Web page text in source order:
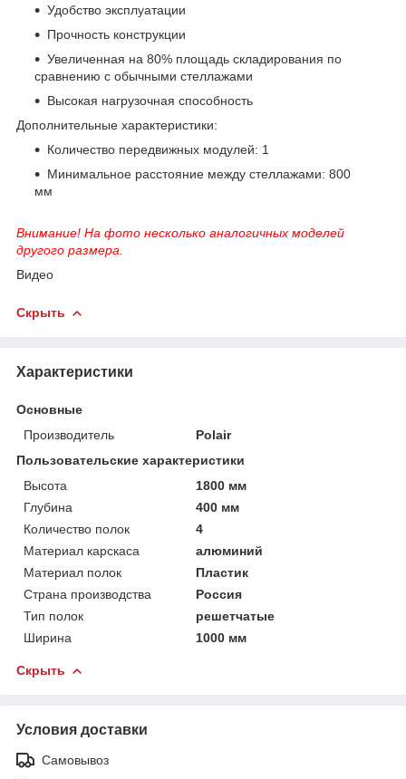
Удобство эксплуатации
Прочность конструкции
Увеличенная на 80% площадь складирования по
сравнению с обычными стеллажами
Высокая нагрузочная способность
Дополнительные характеристики:
Количество передвижных модулей: 1
Минимальное расстояние между стеллажами: 800
мм
Внимание! На фото несколько аналогичных моделей
другого размера.
Видео
Скрыть
Характеристики
Основные
Производитель
Polair
Пользовательские характеристики
Высота
1800 мм
Глубина
400 мм
Количество полок
4
Материал карскаса
алюминий
Материал полок
Пластик
Страна производства
Россия
Тип полок
решетчатые
Ширина
1000 мм
Скрыть
Условия доставки
Самовывоз